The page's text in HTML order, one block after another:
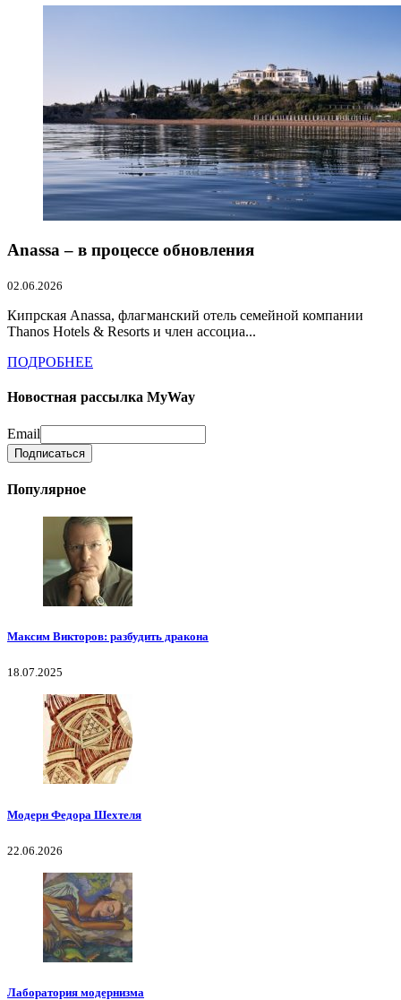
Anassa – в процессе обновления
02.06.2026
Кипрская Anassa, флагманский отель семейной компании
Thanos Hotels & Resorts и член ассоциа...
ПОДРОБНЕЕ
Новостная рассылка MyWay
Email
Популярное
Максим Викторов: разбудить дракона
18.07.2025
Модерн Федора Шехтеля
22.06.2026
Лаборатория модернизма